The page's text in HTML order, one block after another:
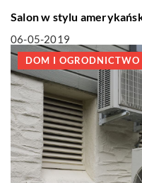
Salon w stylu
06-05-2019
DOM I OGRODNICTWO